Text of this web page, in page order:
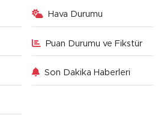
Hava Durumu
Puan Durumu ve Fikstür
Son Dakika Haberleri